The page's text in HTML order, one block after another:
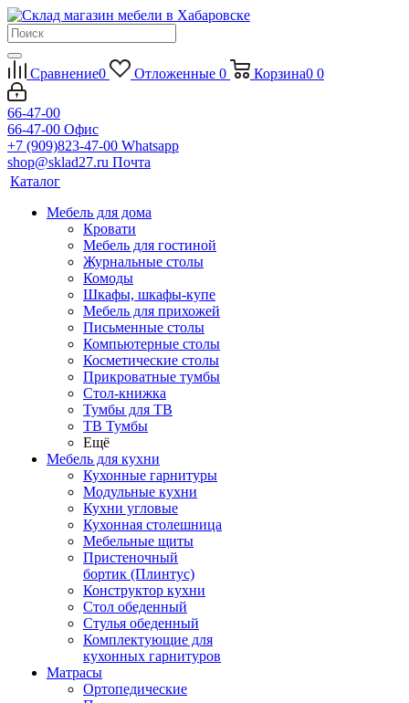
Сравнение0 Отложенные 0 Корзина0 0
66-47-00
66-47-00 Офис
+7 (909)823-47-00 Whatsapp
shop@sklad27.ru Почта
Каталог
Мебель для дома
Кровати
Мебель для гостиной
Журнальные столы
Комоды
Шкафы, шкафы-купе
Мебель для прихожей
Письменные столы
Компьютерные столы
Косметические столы
Прикроватные тумбы
Стол-книжка
Тумбы для ТВ
ТВ Тумбы
Ещё
Мебель для кухни
Кухонные гарнитуры
Модульные кухни
Кухни угловые
Кухонная столешница
Мебельные щиты
Пристеночный
бортик (Плинтус)
Конструктор кухни
Стол обеденный
Стулья обеденный
Комплектующие для
кухонных гарнитуров
Матраcы
Ортопедические